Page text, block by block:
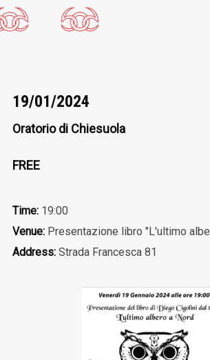
19/01/2024
Oratorio di Chiesuola
FREE
Time:19:00
Venue:Presentazione libro "L'ultimo
Address:Strada Francesca 81